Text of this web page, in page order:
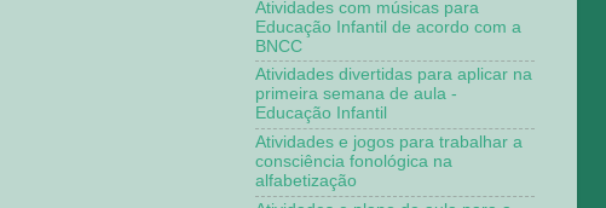
Atividades com músicas para
Educação Infantil de acordo com a
BNCC
Atividades divertidas para aplicar na
primeira semana de aula -
Educação Infantil
Atividades e jogos para trabalhar a
consciência fonológica na
alfabetização